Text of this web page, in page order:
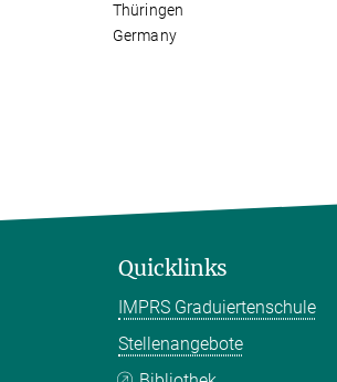
Thüringen
Germany
Quicklinks
IMPRS Graduiertenschule
Stellenangebote